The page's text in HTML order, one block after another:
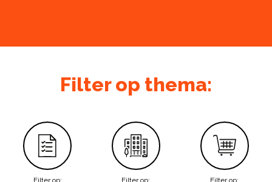
Filter op thema:
Filter op:
Filter op:
Filter op: